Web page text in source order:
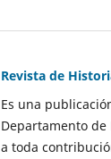
Revista de
Es una
Departamento
a toda